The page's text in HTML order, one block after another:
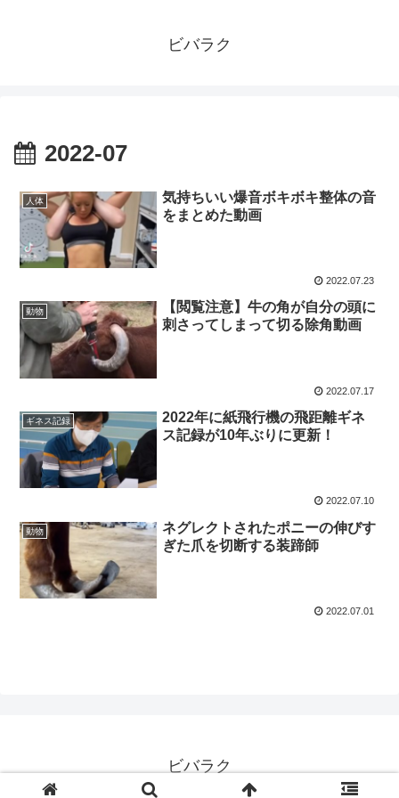
ビバラク
2022-07
人体
気持ちいい爆音ボキボキ整体の音
をまとめた動画
2022.07.23
動物
【閲覧注意】牛の角が自分の頭に
刺さってしまって切る除角動画
2022.07.17
ギネス記録
2022年に紙飛行機の飛距離ギネ
ス記録が10年ぶりに更新！
2022.07.10
動物
ネグレクトされたポニーの伸びす
ぎた爪を切断する装蹄師
2022.07.01
ビバラク
© 2020 ビバラク.